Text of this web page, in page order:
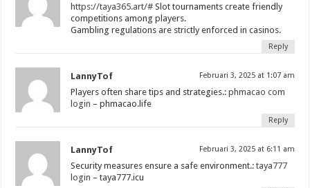
https://taya365.art/# Slot tournaments create friendly
competitions among players.
Gambling regulations are strictly enforced in casinos.
Reply
LannyTof Februari 3, 2025 at 1:07 am
Players often share tips and strategies.:phmacao com
login – phmacao.life
Reply
LannyTof Februari 3, 2025 at 6:11 am
Security measures ensure a safe environment.:taya777
login – taya777.icu